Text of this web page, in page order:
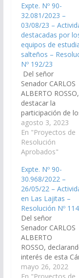
Expte. Nº 90-
32.081/2023 –
03/08/23 –
destacadas por
equipos de
salteños –
Nº 192/23
Del señor
Senador CARLOS
ALBERTO ROSSO,
destacar la
participación de
equipos de
salteños
como Grupo:
de la Escuela de
3138 Alberto
Hawkmoon de la
Escuela Educación
Técnica N° 3100
República de la
IITA Salta del
de Innovación y
Tecnología aplicada
todos…
agosto 3, 2023
En "Proyectos de
Resolución
Aprobados"
Expte. Nº 90-
30.968/2022 –
26/05/22 –
en Las Lajitas –
Resolución Nº
Del señor
Senador CARLOS
ALBERTO
ROSSO,
interés de esta
las actividades
mayo 26, 2022